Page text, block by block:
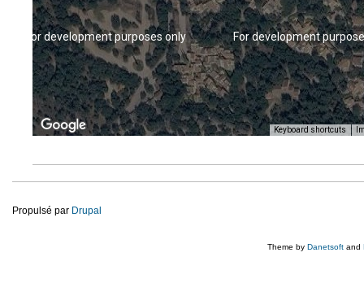
For development
For development purposes only
Keyboard shortcuts
Propulsé par Drupal
Theme by Danetsoft and